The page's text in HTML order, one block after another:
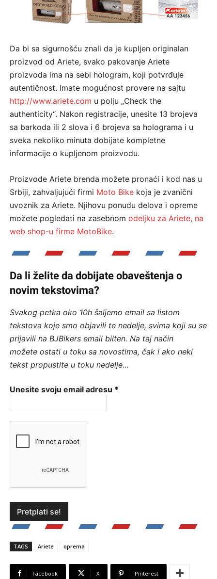
Da bi sa sigurnošću znali da je kupljen originalan
proizvod od Ariete, svako pakovanje Ariete
proizvoda ima na sebi hologram, koji potvrđuje
autentičnost. Imate mogućnost provere na sajtu
http://www.ariete.com u polju „Check the
authenticity“. Nakon registracije, unesite 13 brojeva
sa barkoda ili 2 slova i 6 brojeva sa holograma i u
sveka nekoliko minuta dobijate kompletne
informacije o kupljenom proizvodu.
Proizvode Ariete brenda možete pronaći i kod nas u
Srbiji, zahvaljujući firmi Moto Bike koja je zvanični
uvoznik za Ariete. Njihovu ponudu delova i opreme
možete pogledati na zasebnom odeljku za Ariete, na
web shop-u firme MotoBike.
Da li želite da dobijate obaveštenja o
novim tekstovima?
Svakog petka oko 10h šaljemo email sa listom
tekstova koje smo objavili te nedelje, svima koji su se
prijavili na BJBikers email bilten. Na taj način
možete ostati u toku sa novostima, čak i ako neki
tekst propustite u toku nedelje…
Unesite svoju email adresu *
TAGS Ariete oprema
Facebook X Pinterest